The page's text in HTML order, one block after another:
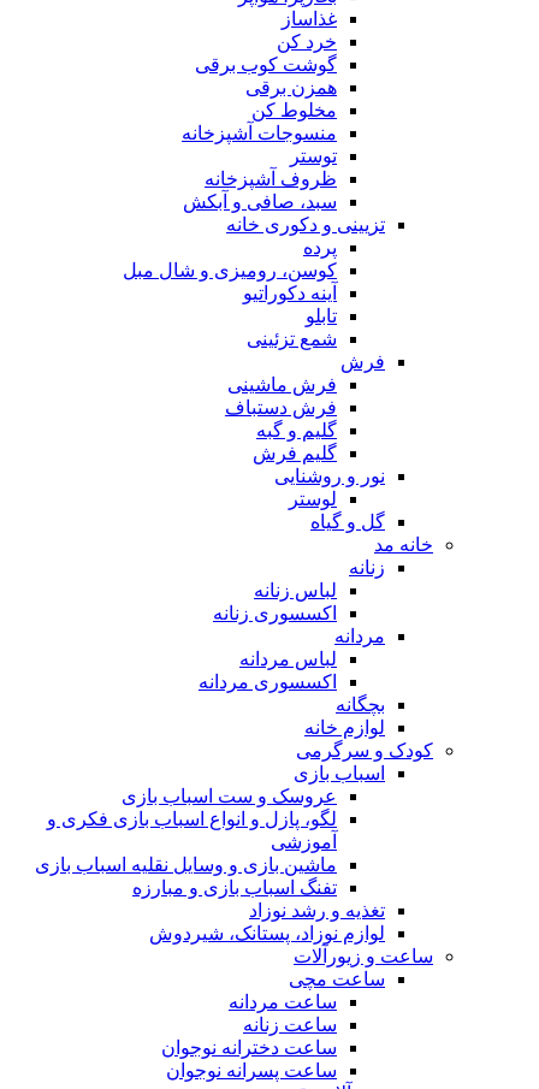
غذاساز
خرد کن
گوشت کوب برقی
همزن برقی
مخلوط کن
منسوجات آشپزخانه
توستر
ظروف آشپزخانه
سبد، صافی و آبکش
تزیینی و دکوری خانه
پرده
کوسن، رومیزی و شال مبل
آینه دکوراتیو
تابلو
شمع تزئینی
فرش
فرش ماشینی
فرش دستباف
گلیم و گبه
گلیم فرش
نور و روشنایی
لوستر
گل و گیاه
خانه مد
زنانه
لباس زنانه
اکسسوری زنانه
مردانه
لباس مردانه
اکسسوری مردانه
بچگانه
لوازم خانه
کودک و سرگرمی
اسباب بازی
عروسک و ست اسباب بازی
لگو، پازل و انواع اسباب بازی فکری و
آموزشی
ماشین بازی و وسایل نقلیه اسباب بازی
تفنگ اسباب بازی و مبارزه
تغذیه و رشد نوزاد
لوازم نوزاد، پستانک، شیردوش
ساعت و زیور‌آلات
ساعت مچی
ساعت مردانه
ساعت زنانه
ساعت دخترانه نوجوان
ساعت پسرانه نوجوان